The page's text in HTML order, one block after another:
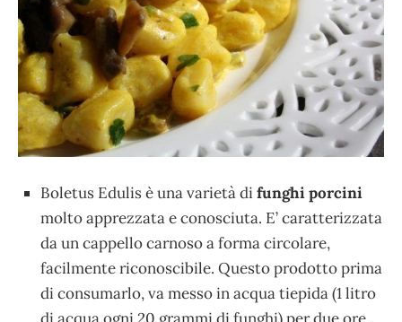
Boletus Edulis è una varietà difunghi porcini
molto apprezzata e conosciuta. E’ caratterizzata
da un cappello carnoso a forma circolare,
facilmente riconoscibile. Questo prodotto prima
di consumarlo, va messo in acqua tiepida (1 litro